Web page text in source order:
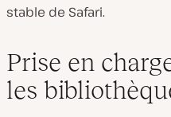
stable de Safari.
Prise en
les